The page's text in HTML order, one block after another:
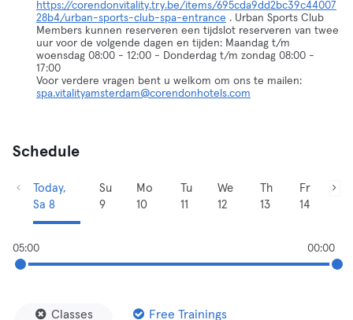
https://corendonvitality.try.be/items/695cda9dd2bc39c44007
28b4/urban-sports-club-spa-entrance . Urban Sports Club
Members kunnen reserveren een tijdslot reserveren van twee
uur voor de volgende dagen en tijden: Maandag t/m
woensdag 08:00 - 12:00 - Donderdag t/m zondag 08:00 -
17:00
Voor verdere vragen bent u welkom om ons te mailen:
spa.vitalityamsterdam@corendonhotels.com
Schedule
Today,
Sa 8
Su
9
Mo
10
Tu
11
We
12
Th
13
Fr
14
05:00 00:00
Classes Free Trainings